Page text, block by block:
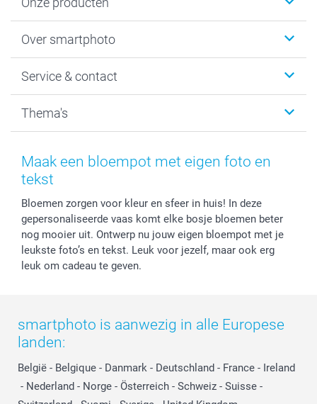
Fotoboeken
Fotocadeaus
Kaarten
Over smartphoto
Vacatures
Bestelproces
Herroepingsrecht
Privacy
Reviews
Investor Relations
Service & contact
Tevredenheidsgarantie
Mijn orderstatus
smartbonus
service@smartphoto.nl
Affiliate partnerprogramma
Partnerships
Influencer partnerprogramma
Thema's
Baby
Moederdag
Huwelijk
Maak een bloempot met eigen foto en
tekst
Bloemen zorgen voor kleur en sfeer in huis! In deze
gepersonaliseerde vaas komt elke bosje bloemen beter
nog mooier uit. Ontwerp nu jouw eigen bloempot met je
leukste foto’s en tekst. Leuk voor jezelf, maar ook erg
leuk om cadeau te geven.
smartphoto is aanwezig in alle Europese
landen:
België - Belgique - Danmark - Deutschland - France - Ireland
- Nederland - Norge - Österreich - Schweiz - Suisse -